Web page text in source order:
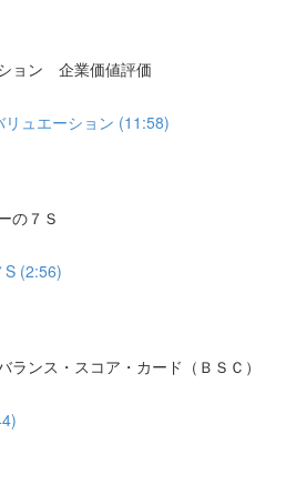
ョン 企業価値評価
ュエーション (11:58)
の７Ｓ
S (2:56)
ンス・スコア・カード（ＢＳＣ）